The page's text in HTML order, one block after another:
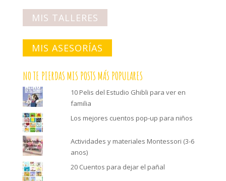
MIS TALLERES
MIS ASESORÍAS
NO TE PIERDAS MIS POSTS MÁS POPULARES
10 Pelis del Estudio Ghibli para ver en
familia
Los mejores cuentos pop-up para niños
Actividades y materiales Montessori (3-6
anos)
20 Cuentos para dejar el pañal